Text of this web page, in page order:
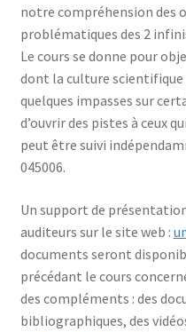
notre compréhension des
problématiques des 2
Le cours se donne pour
dont la culture scientifique
quelques impasses sur
d’ouvrir des pistes à ceux
peut être suivi
045006.
Un support de
auditeurs sur le site web :
documents seront
précédant le cours
des compléments : des
bibliographiques, des